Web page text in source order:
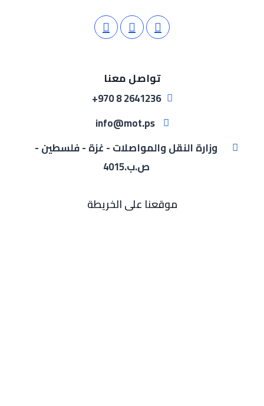
تواصل معنا
2641236 8 970+
info@mot.ps
وزارة النقل والمواصلات - غزة - فلسطين -
ص.ب.4015
موقعنا على الخريطة